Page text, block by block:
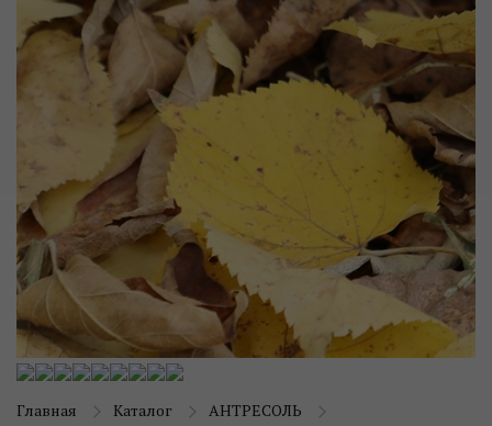
Главная Каталог
АНТРЕСОЛЬ